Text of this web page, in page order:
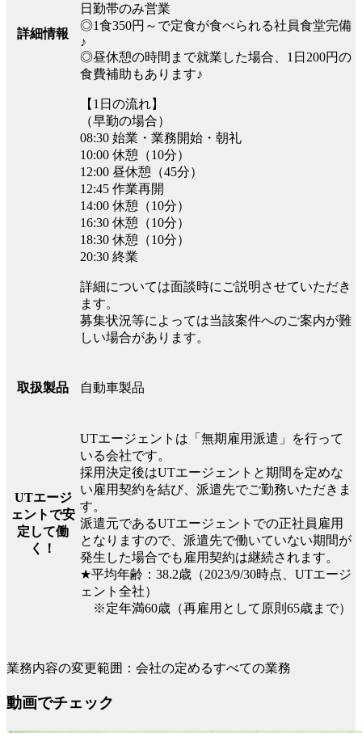
詳細情報
日勤帯のみ営業
◎1食350円～で定食が食べられる社員食堂完備
♪
◎昼休憩の時間まで就業した場合、1日200円の
食費補助もあります♪
【1日の流れ】
（早勤の場合）
08:30 始業・業務開始・朝礼
10:00 休憩（10分）
12:00 昼休憩（45分）
12:45 作業再開
14:00 休憩（10分）
16:30 休憩（10分）
18:30 休憩（10分）
20:30 終業
詳細については面談時にご説明させていただき
ます。
募集状況等によっては当該案件へのご案内が難
しい場合があります。
取扱製品 自動車製品
UTエージ
ェントで安
定して働
く！
UTエージェントは「無期雇用派遣」を行って
いる会社です。
採用決定後はUTエージェントと期間を定めな
い雇用契約を結び、派遣先でご勤務いただきま
す。
派遣元であるUTエージェントでの正社員雇用
となりますので、派遣先で働いていない期間が
発生した場合でも雇用契約は継続されます。
★平均年齢：38.2歳（2023/9/30時点、UTエージ
ェント全社）
※定年満60歳（再雇用として原則65歳まで）
業務内容の変更範囲：会社の定めるすべての業務
動画でチェック